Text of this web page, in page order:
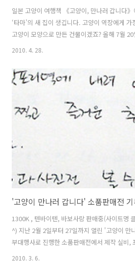
일본 고양이 여행책 《고양이, 만나러 갑니다
‘타마’의 새 집이 생깁니다. 고양이 역장에게
고양이 모양으로 만든 건물이겠죠? 올해 7월
건축 중인 역사는, 고양이 얼굴로 의인화, 아니
기 전차와 장난감 전차, 타마 전차를 제작할 때
들의 뜻을 함께 모아 십시일반으로 역사 건축
네요. 지붕 정면의 조그만 창 2개는 언제나 형형
형상화한 것이고, 지붕 양 끝에 삐쭉 올라온 2
2010. 4. 28.
'고양이 만나러 갑니다' 소품판매전
1300K , 텐바이텐, 바보사랑 판매중(사이트명
^) 지난 2월 2일부터 27일까지 열린 '고양이 만
부대행사로 진행한 소품판매전에서 제작 실비,
를 제한 수익금 1,013,450원을 오늘자로 한국고
2010. 3. 6.